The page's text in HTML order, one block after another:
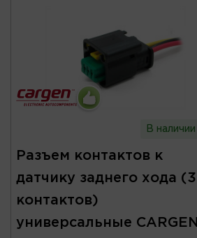
В наличии
Разъем контактов к
датчику заднего хода (3
контактов)
универсальные CARGEN